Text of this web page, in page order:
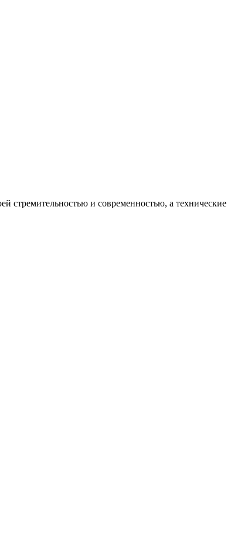
стремительностью и современностью, а технические